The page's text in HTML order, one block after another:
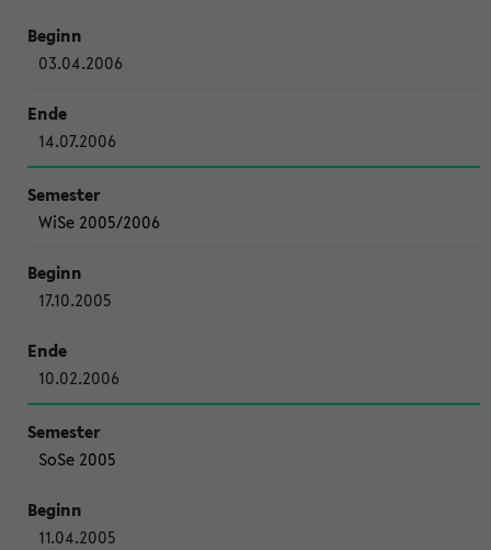
03.04.2006
14.07.2006
WiSe 2005/2006
17.10.2005
10.02.2006
SoSe 2005
11.04.2005